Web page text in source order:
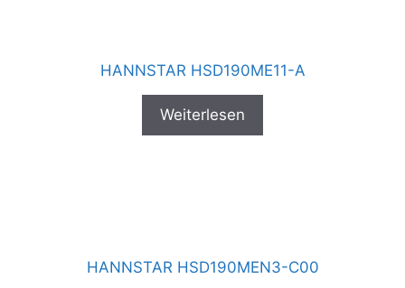
HANNSTAR HSD190ME11-A
Weiterlesen
HANNSTAR HSD190MEN3-C00